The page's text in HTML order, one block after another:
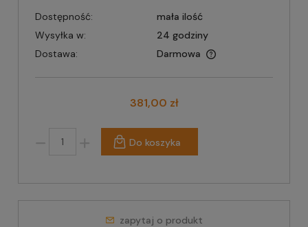
Dostępność:
mała ilość
Wysyłka w:
24 godziny
Dostawa:
Darmowa
381,00 zł
Do koszyka
zapytaj o produkt